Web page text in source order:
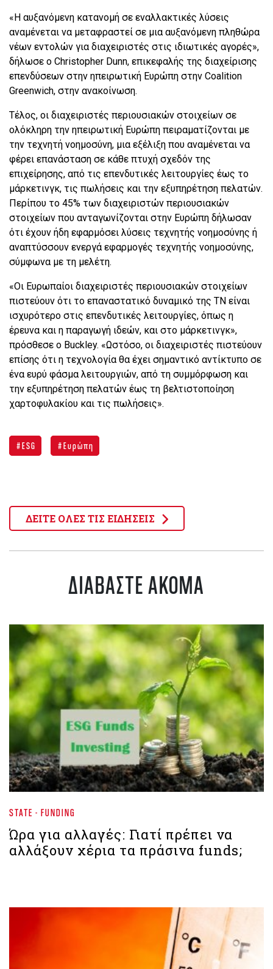
«Η αυξανόμενη κατανομή σε εναλλακτικές λύσεις
αναμένεται να μεταφραστεί σε μια αυξανόμενη πληθώρα
νέων εντολών για διαχειριστές στις ιδιωτικές αγορές»,
δήλωσε ο Christopher Dunn, επικεφαλής της διαχείρισης
επενδύσεων στην ηπειρωτική Ευρώπη στην Coalition
Greenwich, στην ανακοίνωση.
Τέλος, οι διαχειριστές περιουσιακών στοιχείων σε
ολόκληρη την ηπειρωτική Ευρώπη πειραματίζονται με
την τεχνητή νοημοσύνη, μια εξέλιξη που αναμένεται να
φέρει επανάσταση σε κάθε πτυχή σχεδόν της
επιχείρησης, από τις επενδυτικές λειτουργίες έως το
μάρκετινγκ, τις πωλήσεις και την εξυπηρέτηση πελατών.
Περίπου το 45% των διαχειριστών περιουσιακών
στοιχείων που ανταγωνίζονται στην Ευρώπη δήλωσαν
ότι έχουν ήδη εφαρμόσει λύσεις τεχνητής νοημοσύνης ή
αναπτύσσουν ενεργά εφαρμογές τεχνητής νοημοσύνης,
σύμφωνα με τη μελέτη.
«Οι Ευρωπαίοι διαχειριστές περιουσιακών στοιχείων
πιστεύουν ότι το επαναστατικό δυναμικό της ΤΝ είναι
ισχυρότερο στις επενδυτικές λειτουργίες, όπως η
έρευνα και η παραγωγή ιδεών, και στο μάρκετινγκ»,
πρόσθεσε ο Buckley. «Ωστόσο, οι διαχειριστές πιστεύουν
επίσης ότι η τεχνολογία θα έχει σημαντικό αντίκτυπο σε
ένα ευρύ φάσμα λειτουργιών, από τη συμμόρφωση και
την εξυπηρέτηση πελατών έως τη βελτιστοποίηση
χαρτοφυλακίου και τις πωλήσεις».
ESG Ευρώπη
ΔΕΙΤΕ ΟΛΕΣ ΤΙΣ ΕΙΔΗΣΕΙΣ
ΔΙΑΒΑΣΤΕ ΑΚΟΜΑ
STATE - FUNDING
Ώρα για αλλαγές: Γιατί πρέπει να
αλλάξουν χέρια τα πράσινα funds;